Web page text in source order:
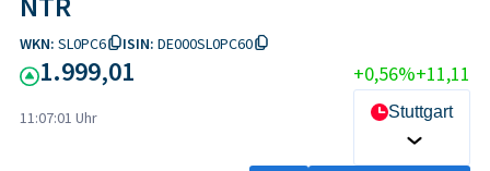
WKN: SL0PC6 ISIN: DE000SL0PC60
1.999,01 +0,56%+11,11
11:07:01 Uhr Stuttgart